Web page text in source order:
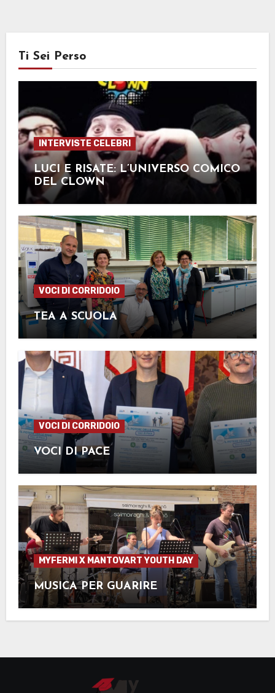
Ti Sei Perso
INTERVISTE CELEBRI
LUCI E RISATE: L’UNIVERSO COMICO
DEL CLOWN
VOCI DI CORRIDOIO
TEA A SCUOLA
VOCI DI CORRIDOIO
VOCI DI PACE
MYFERMI X MANTOVART YOUTH DAY
MUSICA PER GUARIRE